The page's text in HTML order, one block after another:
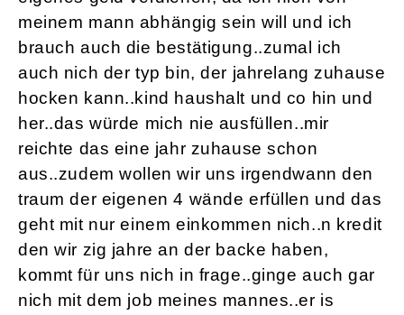
meinem mann abhängig sein will und ich
brauch auch die bestätigung..zumal ich
auch nich der typ bin, der jahrelang zuhause
hocken kann..kind haushalt und co hin und
her..das würde mich nie ausfüllen..mir
reichte das eine jahr zuhause schon
aus..zudem wollen wir uns irgendwann den
traum der eigenen 4 wände erfüllen und das
geht mit nur einem einkommen nich..n kredit
den wir zig jahre an der backe haben,
kommt für uns nich in frage..ginge auch gar
nich mit dem job meines mannes..er is